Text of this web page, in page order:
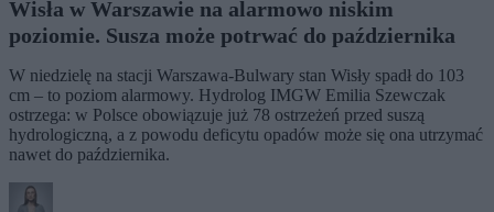
Wisła w Warszawie na alarmowo niskim
poziomie. Susza może potrwać do października
W niedzielę na stacji Warszawa-Bulwary stan Wisły spadł do 103
cm – to poziom alarmowy. Hydrolog IMGW Emilia Szewczak
ostrzega: w Polsce obowiązuje już 78 ostrzeżeń przed suszą
hydrologiczną, a z powodu deficytu opadów może się ona utrzymać
nawet do października.